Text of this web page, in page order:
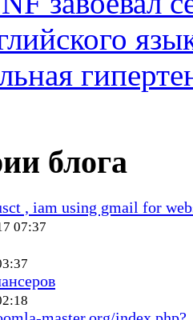
блога
, iam using gmail for
07:37